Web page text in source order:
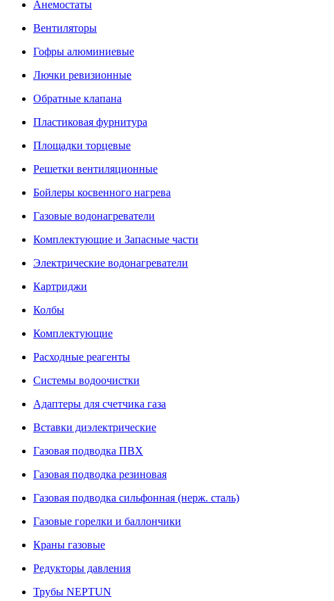
Анемостаты
Вентиляторы
Гофры алюминиевые
Лючки ревизионные
Обратные клапана
Пластиковая фурнитура
Площадки торцевые
Решетки вентиляционные
Бойлеры косвенного нагрева
Газовые водонагреватели
Комплектующие и Запасные части
Электрические водонагреватели
Картриджи
Колбы
Комплектующие
Расходные реагенты
Системы водоочистки
Адаптеры для счетчика газа
Вставки диэлектрические
Газовая подводка ПВХ
Газовая подводка резиновая
Газовая подводка сильфонная (нерж. сталь)
Газовые горелки и баллончики
Краны газовые
Редукторы давления
Трубы NEPTUN